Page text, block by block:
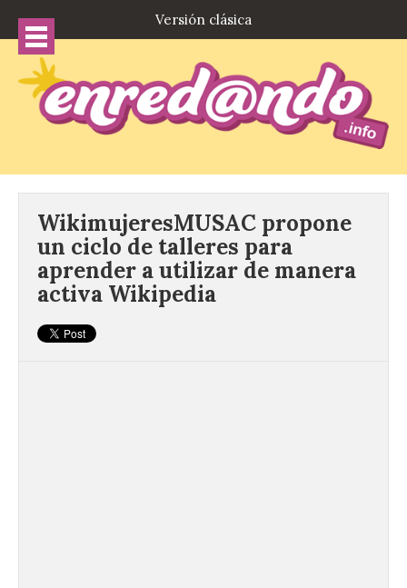
Versión clásica
WikimujeresMUSAC propone
un ciclo de talleres para
aprender a utilizar de manera
activa Wikipedia